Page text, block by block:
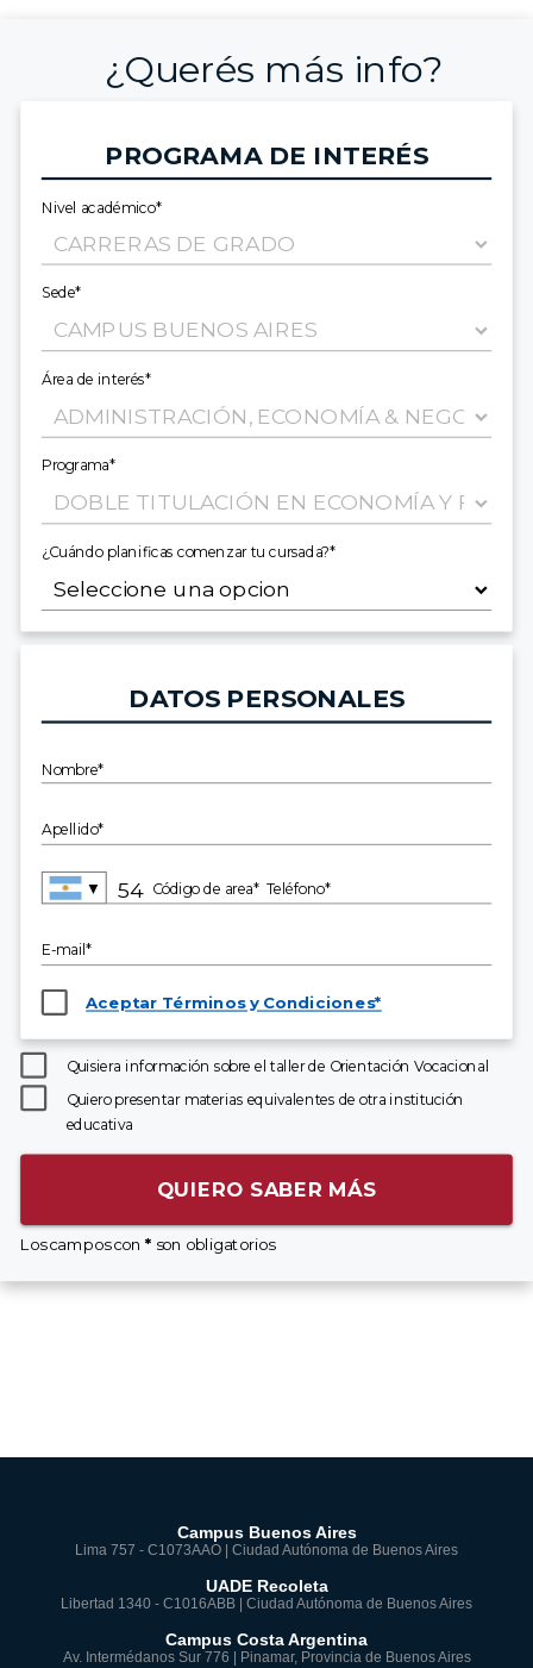
¿Querés más info?
PROGRAMA DE INTERÉS
Nivel académico*
Sede*
Área de interés*
Programa*
¿Cuándo planificas comenzar tu cursada?*
DATOS PERSONALES
Nombre*
Apellido*
▼ Código de area* Teléfono*
E-mail*
Aceptar Términos y Condiciones*
Quisiera información sobre el taller de Orientación Vocacional
Quiero presentar materias equivalentes de otra institución
educativa
QUIERO SABER MÁS
Los campos con * son obligatorios
Campus Buenos Aires
Lima 757 - C1073AAO | Ciudad Autónoma de Buenos Aires
UADE Recoleta
Libertad 1340 - C1016ABB | Ciudad Autónoma de Buenos Aires
Campus Costa Argentina
Av. Intermédanos Sur 776 | Pinamar, Provincia de Buenos Aires